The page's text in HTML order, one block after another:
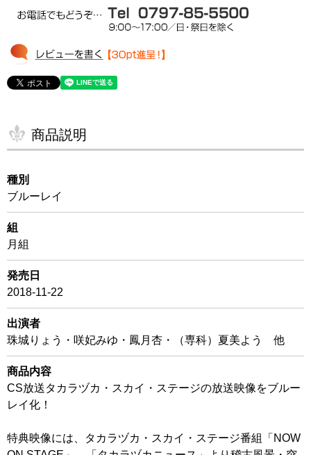
商品説明
種別
ブルーレイ
組
月組
発売日
2018-11-22
出演者
珠城りょう・咲妃みゆ・鳳月杏・（専科）夏美よう 他
商品内容
CS放送タカラヅカ・スカイ・ステージの放送映像をブルー
レイ化！
特典映像には、タカラヅカ・スカイ・ステージ番組「NOW